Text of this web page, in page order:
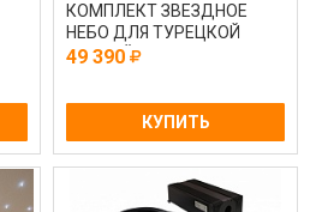
КОМПЛЕКТ ЗВЕЗДНОЕ
НЕБО ДЛЯ ТУРЕЦКОЙ
ПАРНОЙ С ПРОЕКТОРОМ
49 390
КУПИТЬ